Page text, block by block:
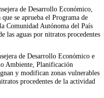
de Desarrollo Económico,
se aprueba el Programa de
Comunidad Autónoma del País
las aguas por nitratos procedentes
de Desarrollo Económico e
Ambiente, Planificación
y modifican zonas vulnerables
procedentes de la actividad